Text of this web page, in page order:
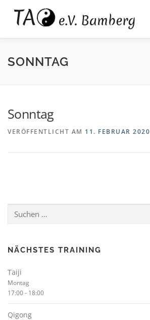
springen
Inhalt
springen
WIR
SONNTAG
Sonntag
VERÖFFENTLICHT AM 11. FEBRUAR 2020
nach:
NÄCHSTES TRAINING
Taiji
Montag
17:00- 18:00
Qigong